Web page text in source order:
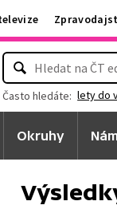
Často hledáte: lety do
Okruhy